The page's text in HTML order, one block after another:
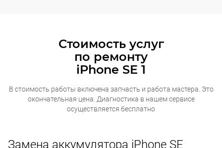
Стоимость услуг
по ремонту
iPhone SE 1
В стоимость работы включена запчасть и работа мастера. Это
окончательная цена. Диагностика в нашем сервисе
осуществляется бесплатно
Замена аккумулятора iPhone SE